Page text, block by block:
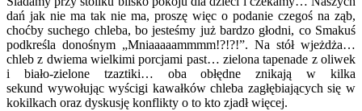
dań jak nie ma tak nie ma, proszę więc o podanie czegoś na ząb,
choćby suchego chleba, bo jesteśmy już bardzo głodni, co Smakuś
podkreśla donośnym „Mniaaaaammmm!?!?!”. Na stół wjeżdża…
chleb z dwiema wielkimi porcjami past… zielona tapenade z oliwek
i biało-zielone tzaztiki… oba obłędne znikają w kilka
sekund wywołując wyścigi kawałków chleba zagłębiających się w
kokilkach oraz dyskusję konflikty o to kto zjadł więcej.